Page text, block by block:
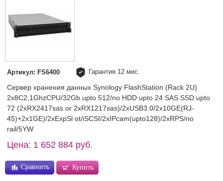
Артикул: FS6400 Гарантия 12 мес.
Сервер хранения данных Synology FlashStation (Rack 2U)
2x8C2,1GhzCPU/32Gb upto 512/no HDD upto 24 SAS SSD upto
72 (2xRX2417sas or 2xRX1217sas)/2xUSB3.0/2x10GE(RJ-
45)+2x1GE)/2xExpSl ot/iSCSI/2xIPcam(upto128)/2xRPS/no
rail/5YW
Цена: 1 652 884 руб.
Сравнить Купить